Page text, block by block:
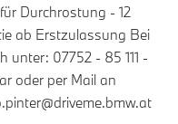
Durchrostung - 12
ab Erstzulassung Bei
unter: 07752 - 85 111 -
oder per Mail an